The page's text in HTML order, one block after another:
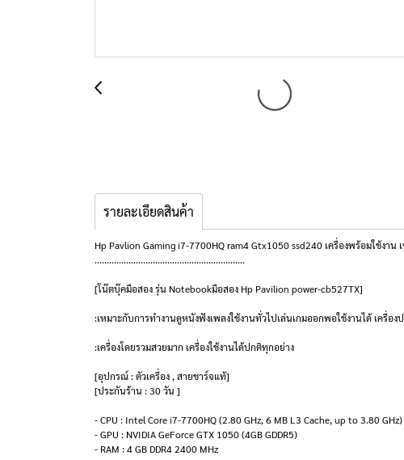
รายละเอียดสินค้า
Hp Pavlion Gaming i7-7700HQ ram4 Gtx1050 ssd240 เครื่องพร้อมใช้งาน
..............................................................
[โน๊ตบุ๊คมือสอง รุ่น Notebookมือสอง Hp Pavilion power-cb527TX]
:เหมาะกับการทำงานดูหนังฟังเพลงใช้งานทั่วไปเล่นเกมออกพอใช้งานได้ เครื่อ
:เครื่องโดยรวมสวยมาก เครื่องใช้งานได้ปกติทุกอย่าง
[อุปกรณ์ : ตัวเครื่อง , สายชาร์จแท้]
[ประกันร้าน : 30 วัน ]
- CPU : Intel Core i7-7700HQ (2.80 GHz, 6 MB L3 Cache, up to 3.80 GHz)
- GPU : NVIDIA GeForce GTX 1050 (4GB GDDR5)
- RAM : 4 GB DDR4 2400 MHz